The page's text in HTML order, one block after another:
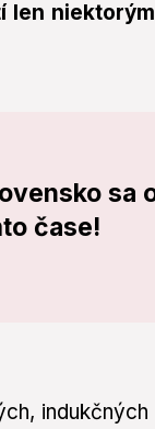
len
sa
čase!